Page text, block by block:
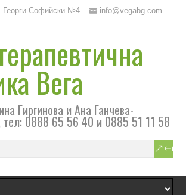
Софийски №4 info@vegabg.com
Вега
Гиргинова и Ана Ганчева-
тел: 0888 65 56 40 и 0885 51 11 58